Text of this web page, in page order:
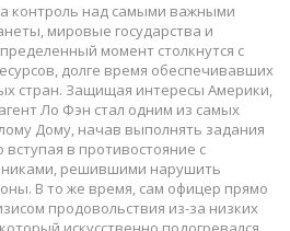
контроль над самыми важными
мировые государства и
момент столкнутся с
долге время обеспечивавших
стран. Защищая интересы Америки,
Ло Фэн стал одним из самых
Дому, начав выполнять задания
в противостояние с
решившими нарушить
В то же время, сам офицер прямо
продовольствия из-за низких